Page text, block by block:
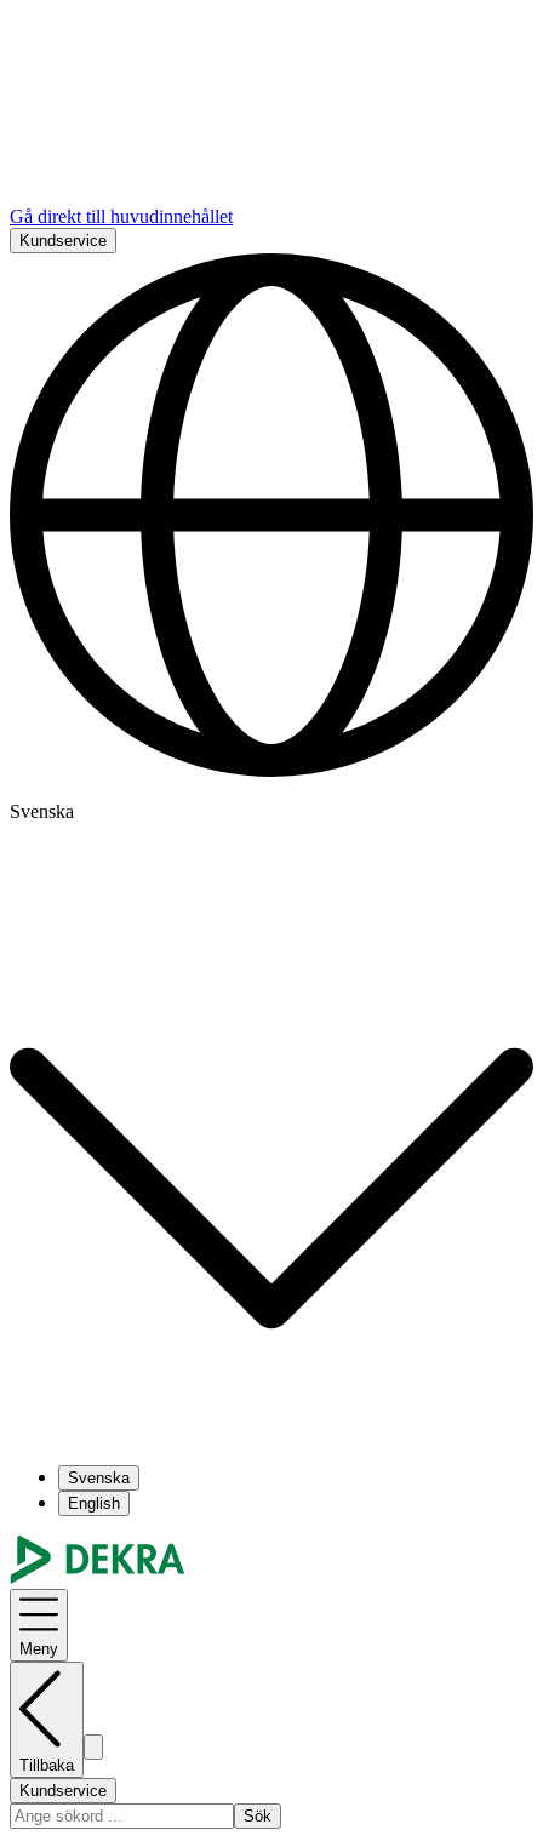
Gå direkt till huvudinnehållet
Kundservice
Svenska
Svenska
English
Meny
Tillbaka
Kundservice
Sök